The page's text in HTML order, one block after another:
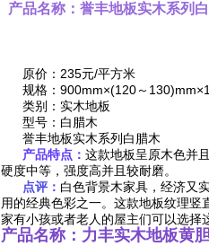
产品名称：誉丰地板实木系列
原价：235元/平方米
规格：900mm×(120～
类别：实木地板
型号：白腊木
誉丰地板实木系列白腊木
产品特点： 这款地板呈原木色并
硬度中等，强度高并且较耐磨。
点评： 白色背景木家具，经济又
用的经典色彩之一。这款地板纹理竖
家有小孩或者老人的屋主们可以选择
产品名称：力丰实木地板黄